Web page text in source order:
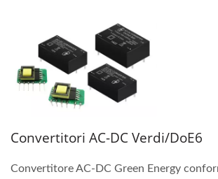
Convertitori AC-DC Verdi/DoE6
Convertitore AC-DC Green Energy